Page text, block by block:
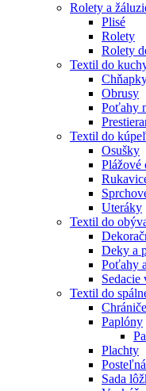
Rolety a
Plisé
Rolety
Rolety
Textil do
Obrusy
Poťahy
Textil do
Osušky
Plážové
Uteráky
Textil do
Deky a
Poťahy
Sedacie
Textil do
Paplóny
Plachty
Sada